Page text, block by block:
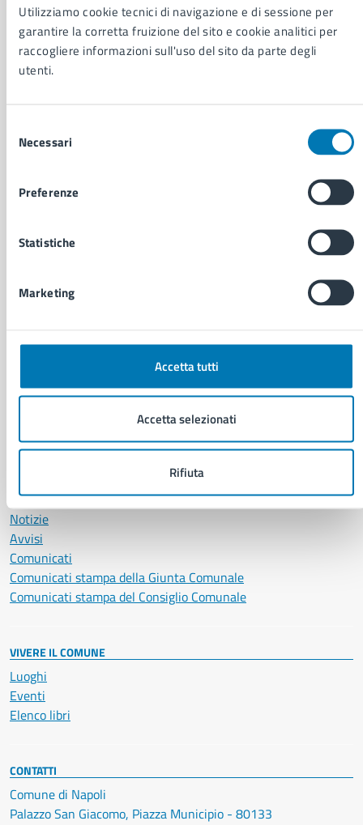
Utilizziamo cookie tecnici di navigazione e di sessione per
garantire la corretta fruizione del sito e cookie analitici per
raccogliere informazioni sull'uso del sito da parte degli
utenti.
delNecessari
Preferenze
Statistiche
Marketing
Accetta tutti
Accetta selezionati
Rifiuta
Aree amministrative
Organi di governo
Municipalità
Uffici
Documenti e dati
Ambiente
Autorizzazioni
Cultura e tempo libero
Educazione e formazione
Giustizia e sicurezza pubblica
Salute, benessere e assistenza
Vita lavorativa
NOVITÀ
Notizie
Avvisi
Comunicati
Comunicati stampa della Giunta Comunale
Comunicati stampa del Consiglio Comunale
VIVERE IL COMUNE
Luoghi
Eventi
Elenco libri
CONTATTI
Comune di Napoli
Palazzo San Giacomo, Piazza Municipio - 80133